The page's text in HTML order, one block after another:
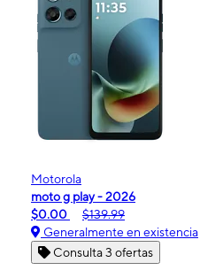
Motorola
moto g play - 2026
$0.00
$139.99
Generalmente en existencia
Consulta 3 ofertas